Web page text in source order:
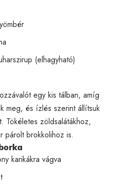
(elhagyható)
egy kis tálban, amíg
meg, és ízlés szerint állítsuk
Tökéletes zöldsalátákhoz,
párolt brokkolihoz is.
karikákra vágva